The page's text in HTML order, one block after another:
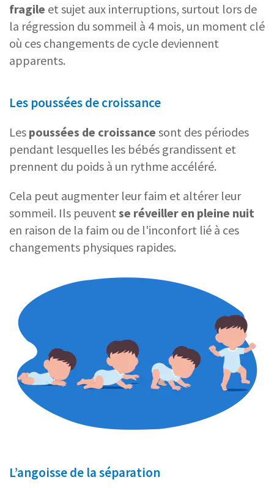
fragile et sujet aux interruptions, surtout lors de
la régression du sommeil à 4 mois, un moment clé
où ces changements de cycle deviennent
apparents.
Les poussées de croissance
Les poussées de croissance sont des périodes
pendant lesquelles les bébés grandissent et
prennent du poids à un rythme accéléré.
Cela peut augmenter leur faim et altérer leur
sommeil. Ils peuvent se réveiller en pleine nuit
en raison de la faim ou de l'inconfort lié à ces
changements physiques rapides.
L’angoisse de la séparation